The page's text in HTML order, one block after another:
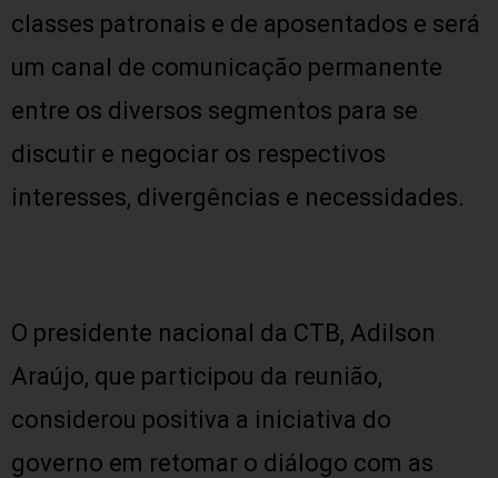
classes patronais e de aposentados e será
um canal de comunicação permanente
entre os diversos segmentos para se
discutir e negociar os respectivos
interesses, divergências e necessidades.
O presidente nacional da CTB, Adilson
Araújo, que participou da reunião,
considerou positiva a iniciativa do
governo em retomar o diálogo com as